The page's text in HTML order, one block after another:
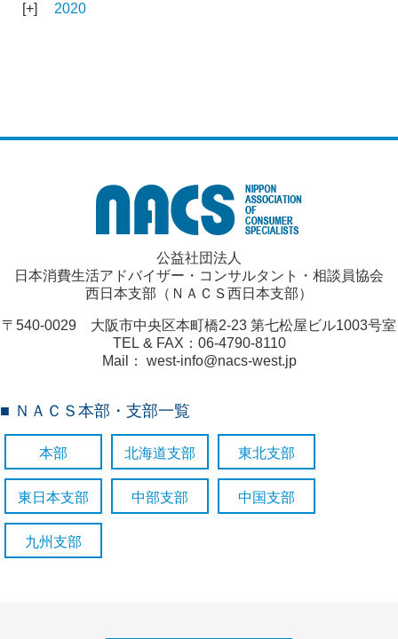
2020
公益社団法人
日本消費生活アドバイザー・コンサルタント・相談員協会
西日本支部（ＮＡＣＳ西日本支部）
〒540-0029 大阪市中央区本町橋2-23 第七松屋ビル1003号室
TEL & FAX：06-4790-8110
Mail： west-info@nacs-west.jp
■ ＮＡＣＳ本部・支部一覧
本部 北海道支部 東北支部
東日本支部 中部支部 中国支部
九州支部